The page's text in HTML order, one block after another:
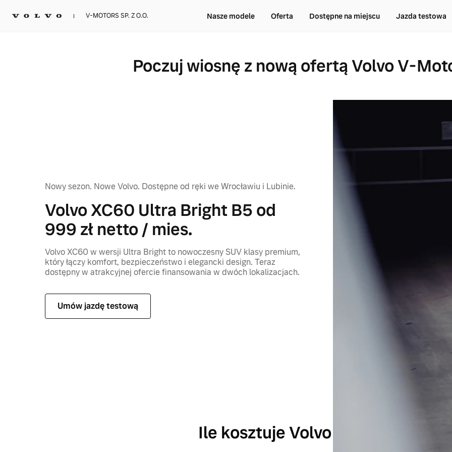
V-MOTORS SP. Z O.O. Nasze modele Oferta Dostępne na miejscu Jazda testowa
Poczuj wiosnę z nową ofertą Volvo V-
Nowy sezon. Nowe Volvo. Dostępne od ręki we Wrocławiu i Lubinie.
Volvo XC60 Ultra Bright B5 od
999 zł netto / mies.
Volvo XC60 w wersji Ultra Bright to nowoczesny SUV klasy premium,
który łączy komfort, bezpieczeństwo i elegancki design. Teraz
dostępny w atrakcyjnej ofercie finansowania w dwóch lokalizacjach.
Umów jazdę testową
Ile kosztuje Volvo XC60 Ultra